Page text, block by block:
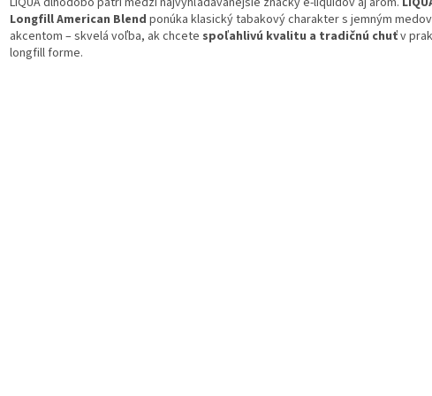
Longfill American Blend ponúka klasický tabakový charakter s jemným
akcentom – skvelá voľba, ak chcete spoľahlivú kvalitu a tradičnú chuťv
longfill forme.